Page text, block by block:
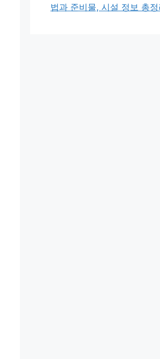
법과 준비물, 시설 정보 총정